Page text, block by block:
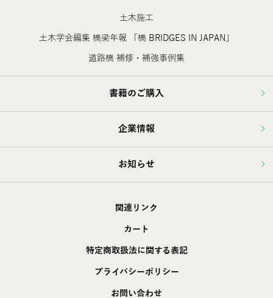
土木施工
土木学会編集 橋梁年報 「橋 BRIDGES IN JAPAN」
道路橋 補修・補強事例集
書籍のご購入
企業情報
お知らせ
関連リンク
カート
特定商取扱法に関する表記
プライバシーポリシー
お問い合わせ